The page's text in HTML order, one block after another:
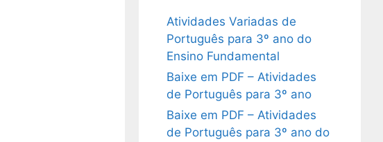
Atividades Variadas de
Português para 3º ano do
Ensino Fundamental
Baixe em PDF – Atividades
de Português para 3º ano
Baixe em PDF – Atividades
de Português para 3º ano do